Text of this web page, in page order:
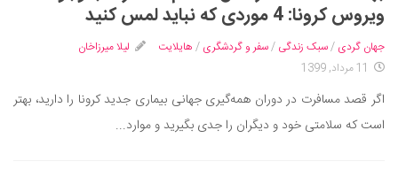
ویروس کرونا: 4 موردی که نباید لمس کنید
جهان گردی /سبک زندگی /سفر و گردشگری / هایلایت
لیلا میرزاخان
11 مرداد, 1399
اگر قصد مسافرت در دوران همه‌گیری جهانی بیماری جدید کرونا را دارید، بهتر
است که سلامتی خود و دیگران را جدی بگیرید و موارد...